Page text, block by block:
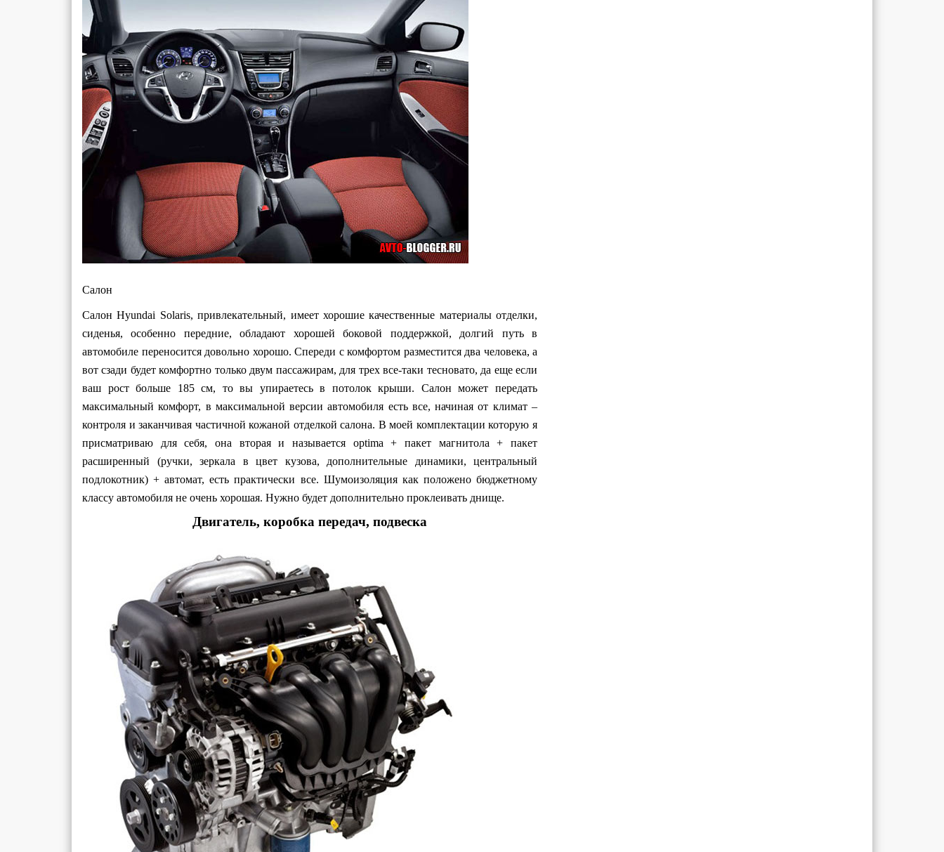
Салон
Салон Hyundai Solaris, привлекательный, имеет хорошие качественные материалы отделки,
сиденья, особенно передние, обладают хорошей боковой поддержкой, долгий путь в
автомобиле переносится довольно хорошо. Спереди с комфортом разместится два человека, а
вот сзади будет комфортно только двум пассажирам, для трех все-таки тесновато, да еще если
ваш рост больше 185 см, то вы упираетесь в потолок крыши. Салон может передать
максимальный комфорт, в максимальной версии автомобиля есть все, начиная от климат –
контроля и заканчивая частичной кожаной отделкой салона. В моей комплектации которую я
присматриваю для себя, она вторая и называется optima + пакет магнитола + пакет
расширенный (ручки, зеркала в цвет кузова, дополнительные динамики, центральный
подлокотник) + автомат, есть практически все. Шумоизоляция как положено бюджетному
классу автомобиля не очень хорошая. Нужно будет дополнительно проклеивать днище.
Двигатель, коробка передач, подвеска